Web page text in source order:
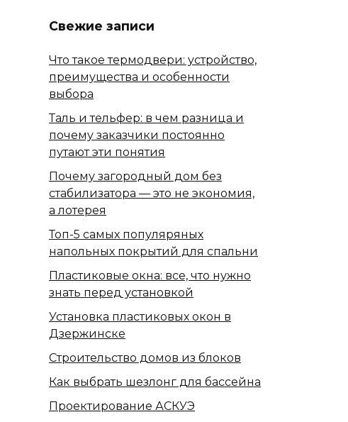
Свежие записи
Что такое термодвери: устройство,
преимущества и особенности
выбора
Таль и тельфер: в чем разница и
почему заказчики постоянно
путают эти понятия
Почему загородный дом без
стабилизатора — это не экономия,
а лотерея
Топ-5 самых популяряных
напольных покрытий для спальни
Пластиковые окна: все, что нужно
знать перед установкой
Установка пластиковых окон в
Дзержинске
Строительство домов из блоков
Как выбрать шезлонг для бассейна
Проектирование АСКУЭ